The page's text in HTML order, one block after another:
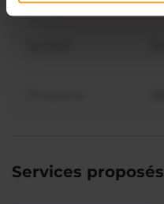
Services proposés